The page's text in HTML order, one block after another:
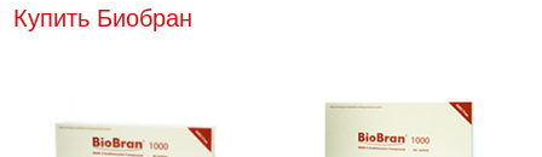
Купить Биобран